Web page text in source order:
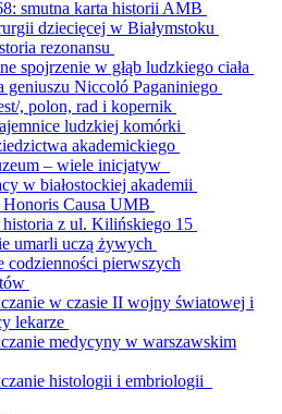
smutna karta historii AMB
dziecięcej w Białymstoku
rezonansu
spojrzenie w głąb ludzkiego ciała
geniuszu Niccoló Paganiniego
, polon, rad i kopernik
ludzkiej komórki
akademickiego
– wiele inicjatyw
w białostockiej akademii
Causa UMB
historia z ul. Kilińskiego 15
umarli uczą żywych
codzienności pierwszych
w czasie II wojny światowej i
lekarze
medycyny w warszawskim
histologii i embriologii